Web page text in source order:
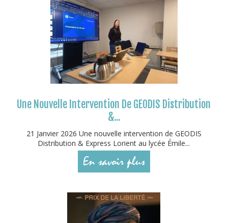
Une Nouvelle Intervention De GEODIS Distribution
&...
21 Janvier 2026 Une nouvelle intervention de GEODIS
Distribution & Express Lorient au lycée Émile...
En savoir plus